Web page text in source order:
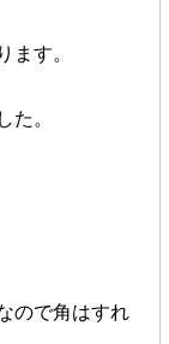
ます。
た。
ので角はすれ